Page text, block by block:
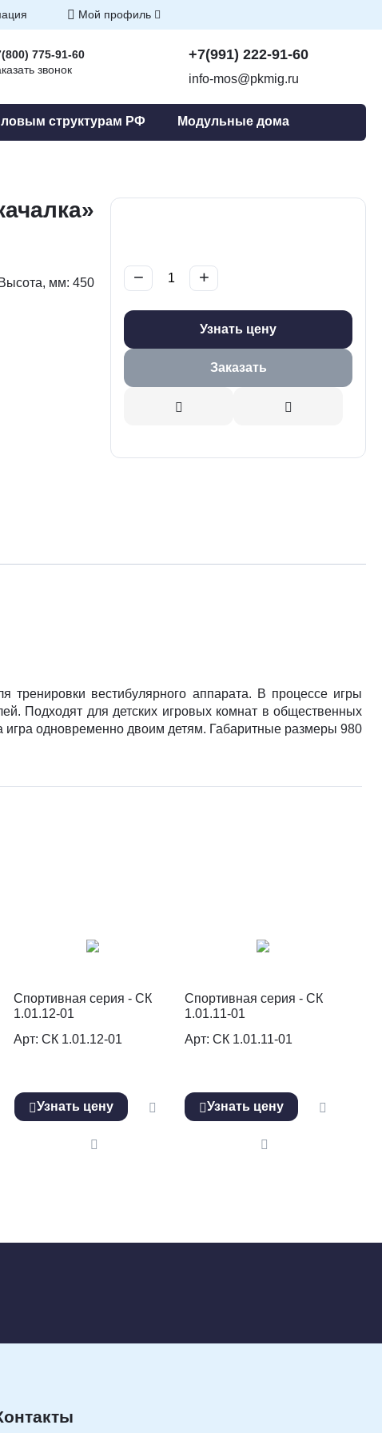
Мой профиль
775-91-60
звонок
+7(991) 222-91-60
info-mos@pkmig.ru
структурам РФ Модульные дома
мм: 450
+
−
Узнать цену
Заказать
вестибулярного аппарата. В процессе игры
Подходят для детских игровых комнат в общественных
одновременно двоим детям. Габаритные размеры 980
Спортивная серия - СК
1.01.12-01
Арт: СК 1.01.12-01
Узнать цену
Спортивная серия - СК
1.01.11-01
Арт: СК 1.01.11-01
Узнать цену